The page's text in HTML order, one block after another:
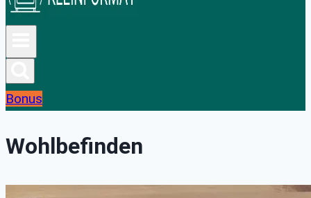
Bonus
Wohlbefinden